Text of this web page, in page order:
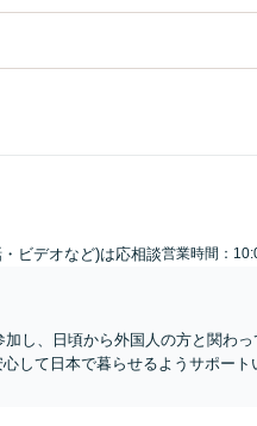
ビデオなど)は応相談営業時間：
加し、日頃から外国人の方と関わ
して日本で暮らせるようサポート